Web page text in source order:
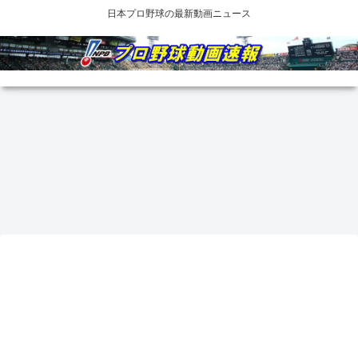
日本プロ野球の最新動画ニュース